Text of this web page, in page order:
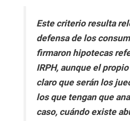
Este criterio resulta
defensa de los
firmaron hipotecas
IRPH, aunque el
claro que serán los
los que tengan que
caso, cuándo existe